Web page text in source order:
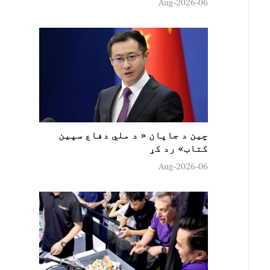
چين د جاپان « د ملي دفاع سپين
کتاب» رد کړ
06-Aug-2026